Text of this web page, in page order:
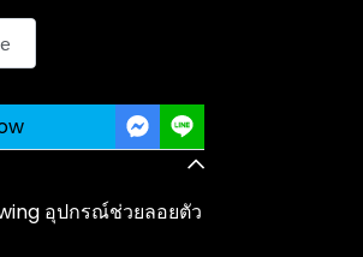
อุปกรณ์ช่วยลอยตัว